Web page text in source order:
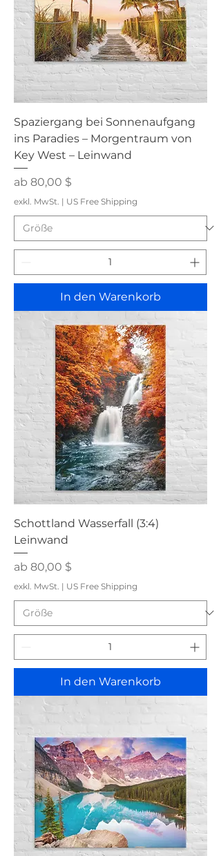
Spaziergang bei Sonnenaufgang
ins Paradies – Morgentraum von
Key West – Leinwand
ab 80,00 $
Sale-Preis
exkl. MwSt. | US Free Shipping
In den Warenkorb
Schottland Wasserfall (3:4)
Leinwand
ab 80,00 $
Sale-Preis
exkl. MwSt. | US Free Shipping
In den Warenkorb